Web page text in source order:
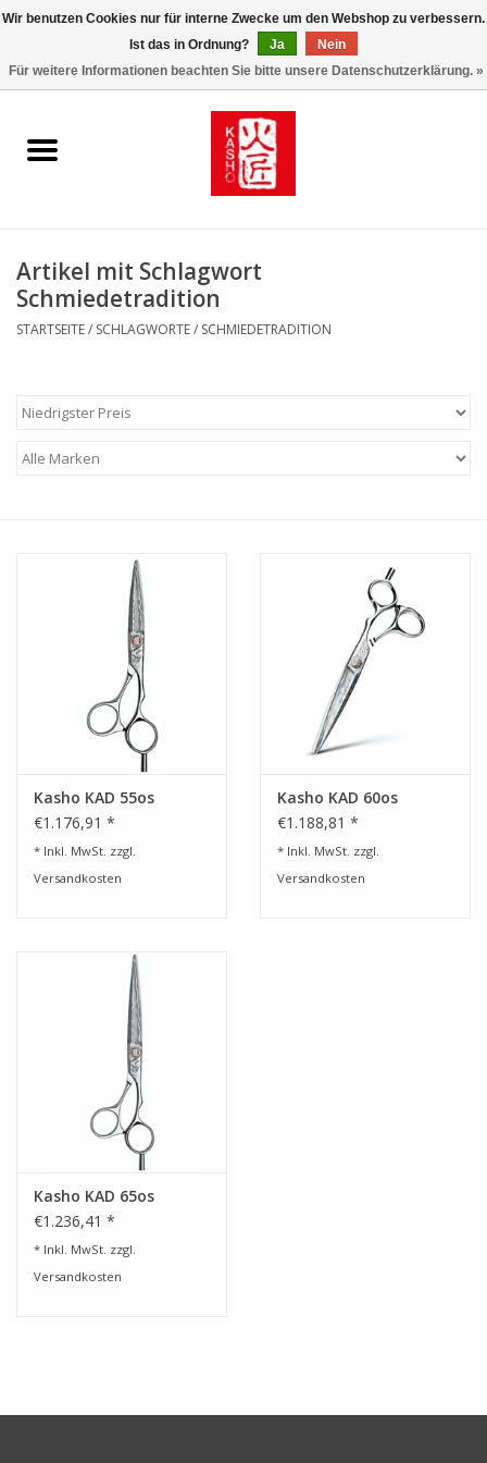
Kasho World Since 1908
Taschen/Halfter/Holster/
zu den besten Preisen
Kasho Desinfektion-
Geschenkgutscheine
Artikel mit Schlagwort
Schmiedetradition
STARTSEITE/ SCHLAGWORTE/ SCHMIEDETRADITION
Kasho KAD 55os
€1.176,91 *
* Inkl. MwSt. zzgl.
Versandkosten
Kasho KAD 60os
€1.188,81 *
* Inkl. MwSt. zzgl.
Versandkosten
Kasho KAD 65os
€1.236,41 *
* Inkl. MwSt. zzgl.
Versandkosten
Wir benutzen Cookies nur für interne Zwecke um den Webshop zu verbessern.
Ist das in Ordnung?
Ja
Nein
Für weitere Informationen beachten Sie bitte unsere Datenschutzerklärung. »